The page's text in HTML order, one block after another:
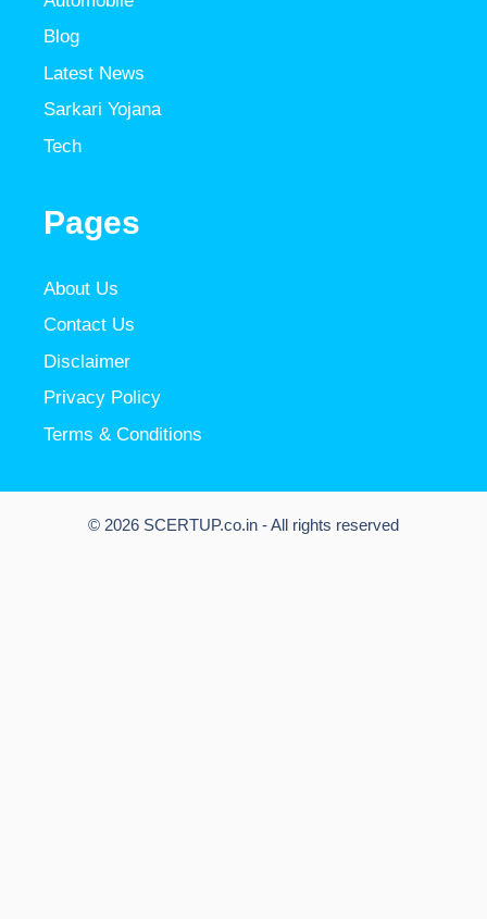
Blog
Latest News
Sarkari Yojana
Tech
Pages
About Us
Contact Us
Disclaimer
Privacy Policy
Terms & Conditions
© 2026 SCERTUP.co.in - All rights reserved